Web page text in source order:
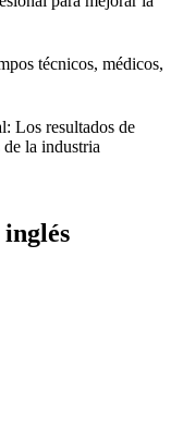
técnicos, médicos,
Los resultados de
de la industria